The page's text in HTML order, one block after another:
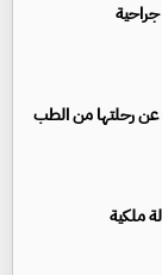
رحلتها من الطب
ملكية